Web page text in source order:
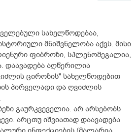
სახელწოდებაა,
მნიშვნელობა აქვს. მისი
ფიბროზი, სპლენომეგალია,
დაავადება აღწერილია
ციროზის" სახელწოდებით
პირველადი და ღვიძლის
გაურკვეველია. არ არსებობს
არცთუ იშვიათად დაავადება